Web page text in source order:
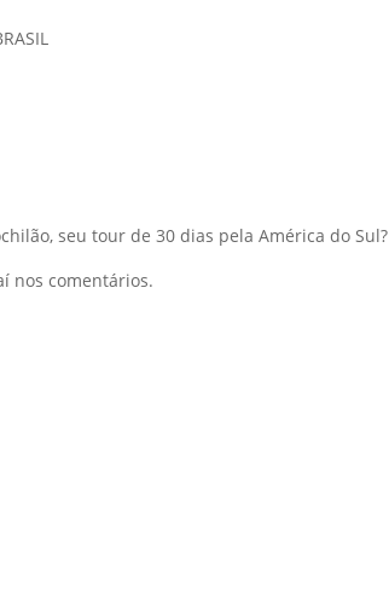
seu tour de 30 dias pela América do Sul?
nos comentários.